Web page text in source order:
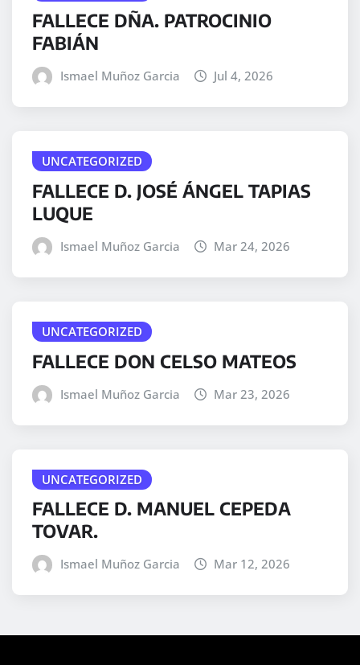
FALLECE DÑA. PATROCINIO
FABIÁN
Ismael Muñoz Garcia Jul 4, 2026
UNCATEGORIZED
FALLECE D. JOSÉ ÁNGEL TAPIAS
LUQUE
Ismael Muñoz Garcia Mar 24, 2026
UNCATEGORIZED
FALLECE DON CELSO MATEOS
Ismael Muñoz Garcia Mar 23, 2026
UNCATEGORIZED
FALLECE D. MANUEL CEPEDA
TOVAR.
Ismael Muñoz Garcia Mar 12, 2026